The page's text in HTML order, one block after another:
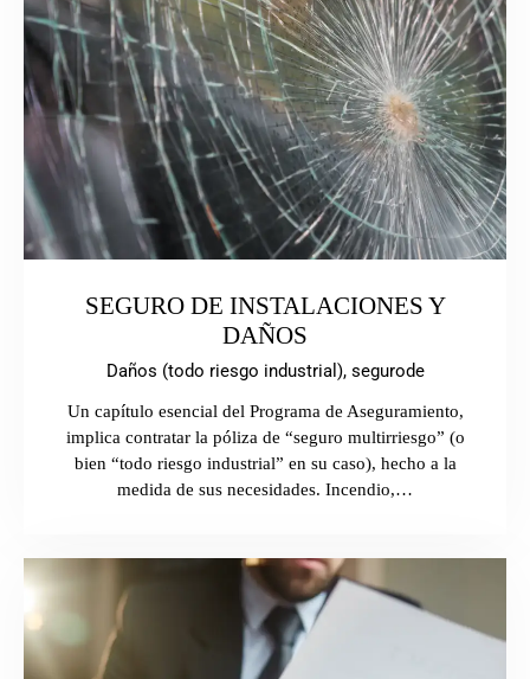
SEGURO DE INSTALACIONES Y
DAÑOS
Daños (todo riesgo industrial), segurode
Un capítulo esencial del Programa de Aseguramiento,
implica contratar la póliza de “seguro multirriesgo” (o
bien “todo riesgo industrial” en su caso), hecho a la
medida de sus necesidades. Incendio,…